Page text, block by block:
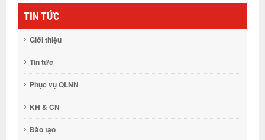
TIN TỨC
Giới thiệu
Tin tức
Phục vụ QLNN
KH & CN
Đào tạo